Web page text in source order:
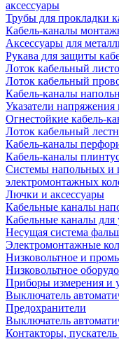
аксессуары
Трубы для прокладки
Кабель-каналы
Аксессуары для
Рукава для защиты
Лоток кабельный
Лоток кабельный
Кабель-каналы
Указатели напряжения
Огнестойкие кабель-
Лоток кабельный
Кабель-каналы
Кабель-каналы
Системы напольных и
электромонтажных
Лючки и аксессуары
Кабельные каналы
Кабельные каналы для
Несущая система
Электромонтажные
Низковольтное и
Низковольтное
Приборы измерения и
Выключатель
Предохранители
Выключатель
Контакторы,